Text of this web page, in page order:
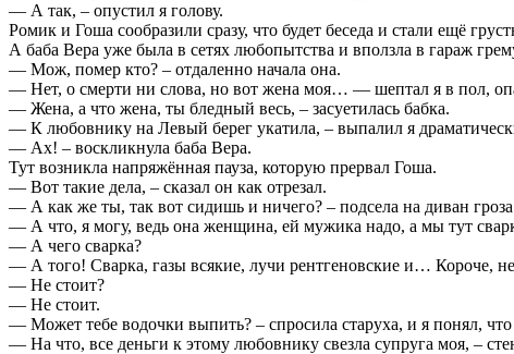
— А так, – опустил я голову.
Ромик и Гоша сообразили сразу, что будет беседа и стали ещё
А баба Вера уже была в сетях любопытства и вползла в гараж
— Мож, помер кто? – отдаленно начала она.
— Нет, о смерти ни слова, но вот жена моя… — шептал я в пол,
— Жена, а что жена, ты бледный весь, – засуетилась бабка.
— К любовнику на Левый берег укатила, – выпалил я
— Ах! – воскликнула баба Вера.
Тут возникла напряжённая пауза, которую прервал Гоша.
— Вот такие дела, – сказал он как отрезал.
— А как же ты, так вот сидишь и ничего? – подсела на диван
— А что, я могу, ведь она женщина, ей мужика надо, а мы тут
— А чего сварка?
— А того! Сварка, газы всякие, лучи рентгеновские и… Короче,
— Не стоит?
— Не стоит.
— Может тебе водочки выпить? – спросила старуха, и я понял,
— На что, все деньги к этому любовнику свезла супруга моя, –